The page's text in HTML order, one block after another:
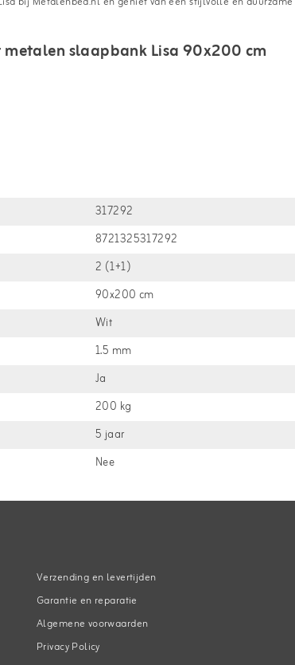
slaapbank Lisa 90x200 cm
317292
8721325317292
2 (1+1)
90x200 cm
Wit
1.5 mm
Ja
200 kg
5 jaar
Nee
Verzending en levertijden
Garantie en reparatie
Algemene voorwaarden
Privacy Policy